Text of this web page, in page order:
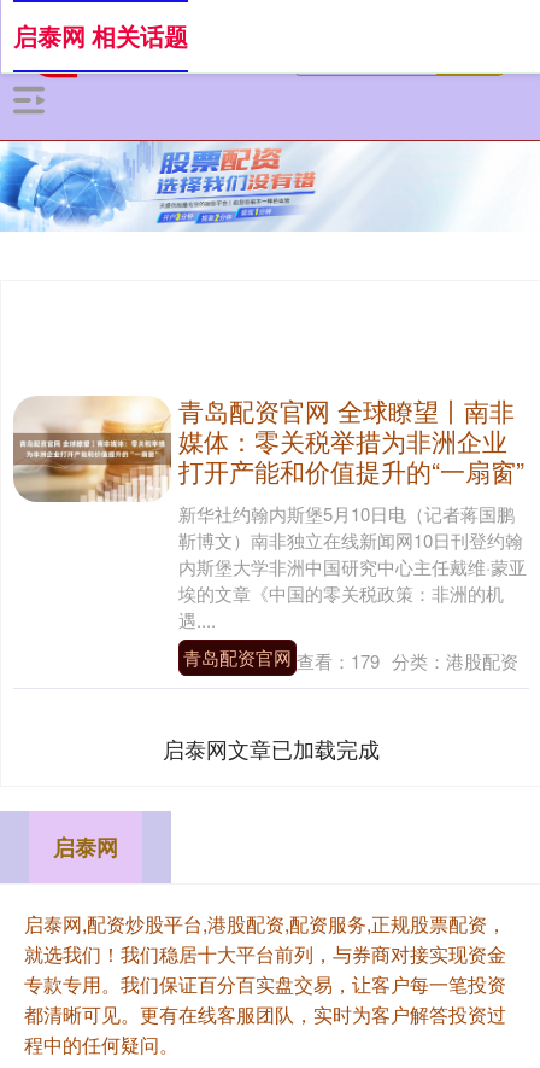
启泰网 相关话题
青岛配资官网 全球瞭望丨南非
媒体：零关税举措为非洲企业
打开产能和价值提升的“一扇窗”
新华社约翰内斯堡5月10日电（记者蒋国鹏
靳博文）南非独立在线新闻网10日刊登约翰
内斯堡大学非洲中国研究中心主任戴维·蒙亚
埃的文章《中国的零关税政策：非洲的机
遇....
青岛配资官网 查看： 179 分类： 港股配资
启泰网文章已加载完成
启泰网
启泰网,配资炒股平台,港股配资,配资服务,正规股票配资，
就选我们！我们稳居十大平台前列，与券商对接实现资金
专款专用。我们保证百分百实盘交易，让客户每一笔投资
都清晰可见。更有在线客服团队，实时为客户解答投资过
程中的任何疑问。